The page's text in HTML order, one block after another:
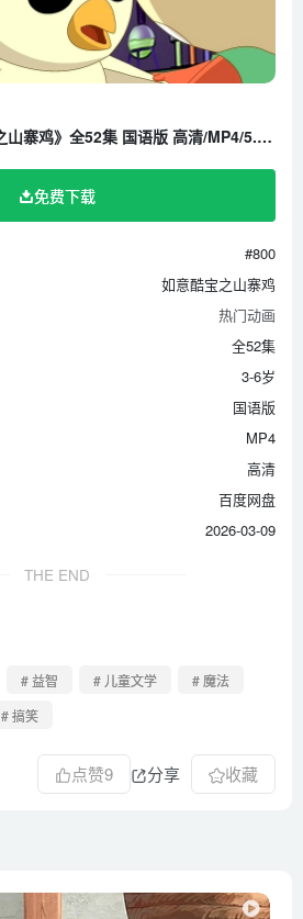
儿童动画片《如意酷宝之山寨鸡》全52集 国语版 高清/MP4/5.07G 百度云网盘下载
免费下载
#800
如意酷宝之山寨鸡
热门动画
全52集
3-6岁
国语版
MP4
高清
百度网盘
2026-03-09
THE END
# 益智 # 儿童文学
# 魔法
# 搞笑
点赞9 分享 收藏